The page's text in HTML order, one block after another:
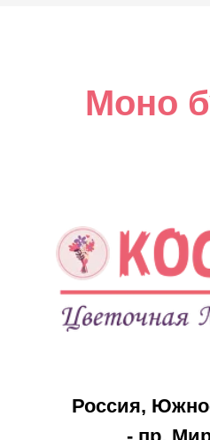
Моно
- Луговое, ул. Дружбы,
«Странник»)
- с. Дальнее, ул.
Букеты
Праздники
8 марта